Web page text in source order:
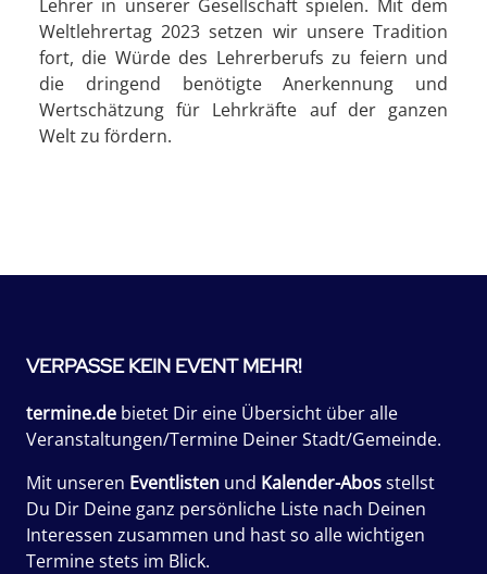
Lehrer in unserer Gesellschaft spielen. Mit dem
Weltlehrertag 2023 setzen wir unsere Tradition
fort, die Würde des Lehrerberufs zu feiern und
die dringend benötigte Anerkennung und
Wertschätzung für Lehrkräfte auf der ganzen
Welt zu fördern.
VERPASSE KEIN EVENT MEHR!
termine.de bietet Dir eine Übersicht über alle
Veranstaltungen/Termine Deiner Stadt/Gemeinde.
Mit unseren Eventlisten und Kalender-Abosstellst
Du Dir Deine ganz persönliche Liste nach Deinen
Interessen zusammen und hast so alle wichtigen
Termine stets im Blick.